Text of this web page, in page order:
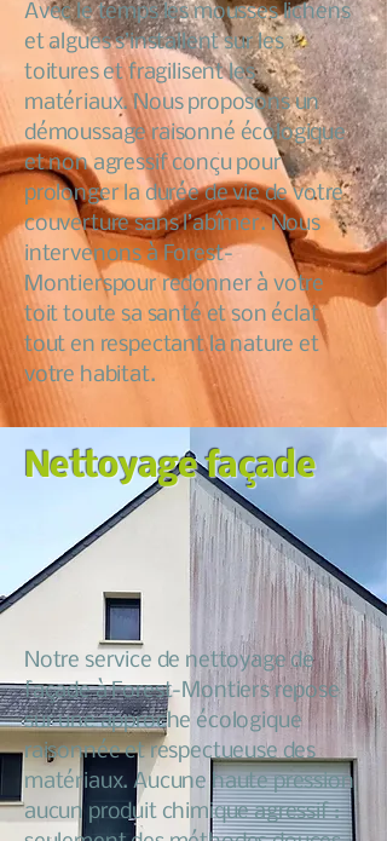
Avec le temps les mousses lichens
et algues s’installent sur les
toitures et fragilisent les
matériaux. Nous proposons un
démoussage raisonné écologique
et non agressif conçu pour
prolonger la durée de vie de votre
couverture sans l’abîmer. Nous
intervenons à Forest-
Montierspour redonner à votre
toit toute sa santé et son éclat
tout en respectant la nature et
votre habitat.
Nettoyage façade
Notre service de nettoyage de
façade à Forest-Montiers repose
sur une approche écologique
raisonnée et respectueuse des
matériaux. Aucune haute pression
aucun produit chimique agressif :